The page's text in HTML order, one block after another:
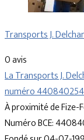
Transports J.
0 avis
La Transports J.
numéro
À proximité de Fize-
Numéro BCE: